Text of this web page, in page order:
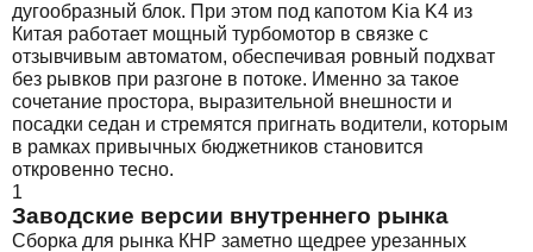
дугообразный блок. При этом под капотом Kia K4 из
Китая работает мощный турбомотор в связке с
отзывчивым автоматом, обеспечивая ровный подхват
без рывков при разгоне в потоке. Именно за такое
сочетание простора, выразительной внешности и
посадки седан и стремятся пригнать водители, которым
в рамках привычных бюджетников становится
откровенно тесно.
1
Заводские версии внутреннего рынка
Сборка для рынка КНР заметно щедрее урезанных